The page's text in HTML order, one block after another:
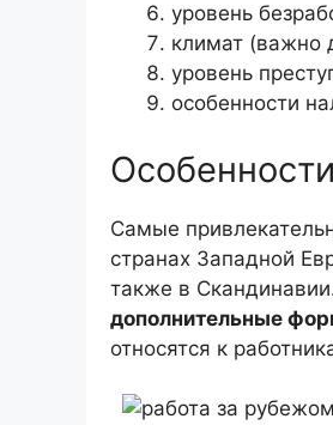
уровень
климат (важно
уровень
особенности
Самые
странах Западной
также в
дополнительные
относятся к